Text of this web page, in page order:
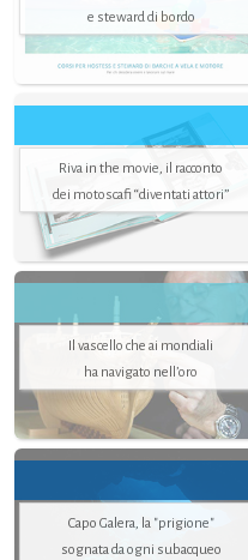
e steward di bordo
Riva in the movie, il racconto
dei motoscafi “diventati attori”
Il vascello che ai mondiali
ha navigato nell’oro
Capo Galera, la "prigione"
sognata da ogni subacqueo